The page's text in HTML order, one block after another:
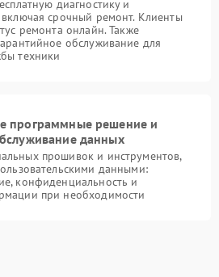
диагностику и
срочный ремонт. Клиенты
ремонта онлайн. Также
обслуживание для
техники
программные решение и
данных
прошивок и инструментов,
данными:
конфиденциальность и
при необходимости